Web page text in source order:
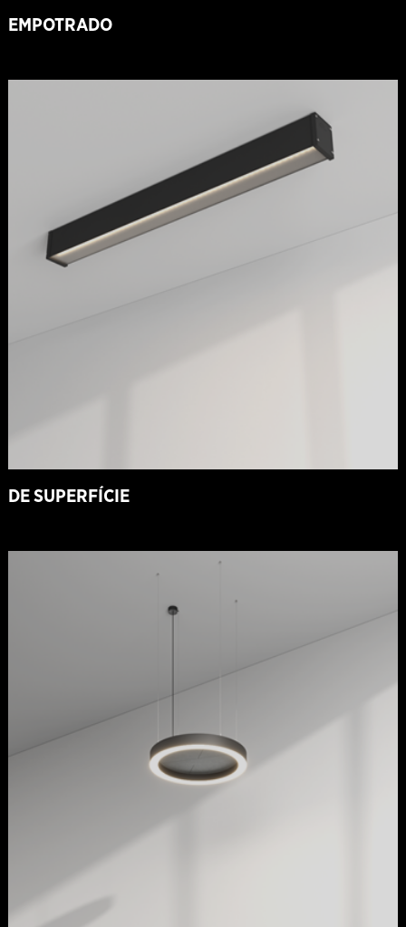
EMPOTRADO
DE SUPERFÍCIE